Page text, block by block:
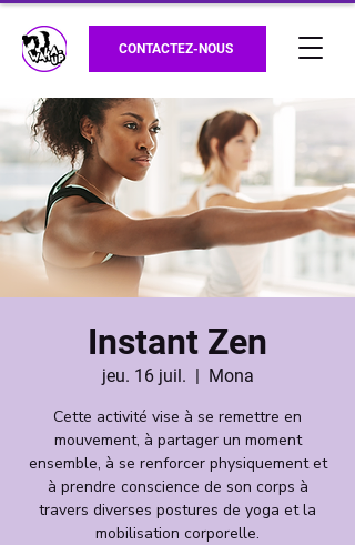
CONTACTEZ-NOUS
Instant Zen
jeu. 16 juil.
  |
Mona
Cette activité vise à se remettre en
mouvement, à partager un moment
ensemble, à se renforcer physiquement et
à prendre conscience de son corps à
travers diverses postures de yoga et la
mobilisation corporelle.